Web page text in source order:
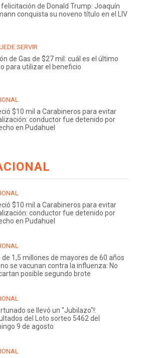
felicitación de Donald Trump: Joaquín
conquista su noveno título en el LIV
SERVIR
de Gas de $27 mil: cuál es el último
para utilizar el beneficio
$10 mil a Carabineros para evitar
conductor fue detenido por
en Pudahuel
$10 mil a Carabineros para evitar
conductor fue detenido por
en Pudahuel
de 1,5 millones de mayores de 60 años
se vacunan contra la influenza: No
posible segundo brote
se llevó un "Jubilazo"!:
del Loto sorteo 5462 del
9 de agosto